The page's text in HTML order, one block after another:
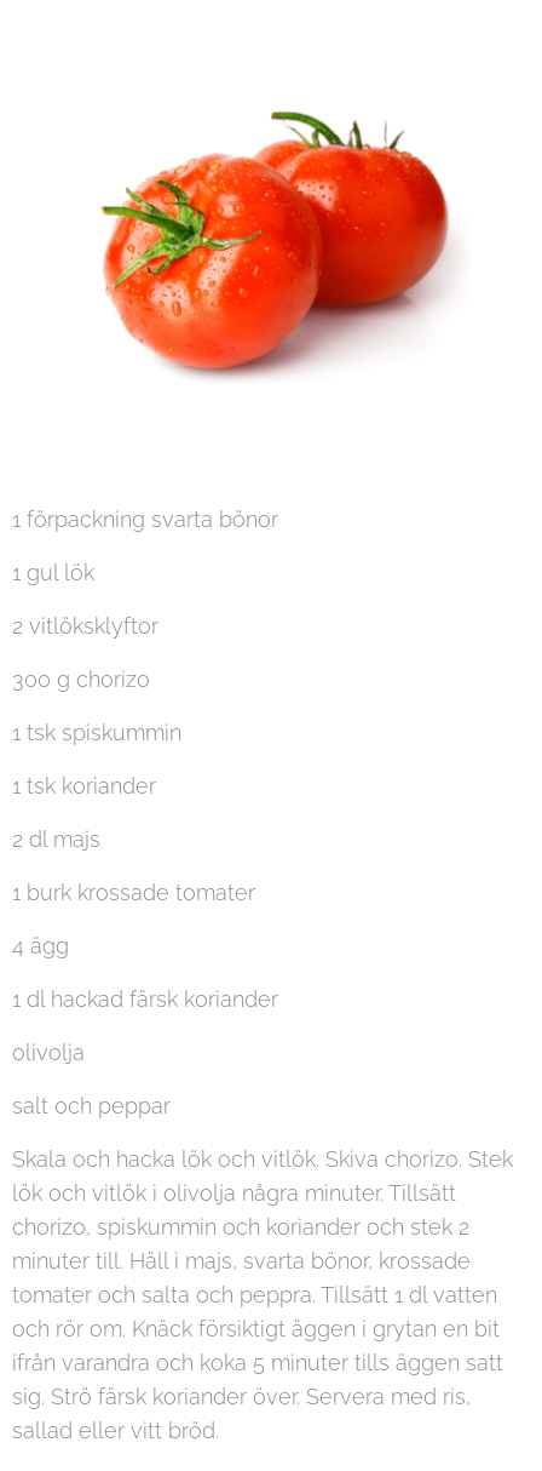
1 förpackning svarta bönor
1 gul lök
2 vitlöksklyftor
300 g chorizo
1 tsk spiskummin
1 tsk koriander
2 dl majs
1 burk krossade tomater
4 ägg
1 dl hackad färsk koriander
olivolja
salt och peppar
Skala och hacka lök och vitlök. Skiva chorizo. Stek
lök och vitlök i olivolja några minuter. Tillsätt
chorizo, spiskummin och koriander och stek 2
minuter till. Häll i majs, svarta bönor, krossade
tomater och salta och peppra. Tillsätt 1 dl vatten
och rör om. Knäck försiktigt äggen i grytan en bit
ifrån varandra och koka 5 minuter tills äggen satt
sig. Strö färsk koriander över. Servera med ris,
sallad eller vitt bröd.